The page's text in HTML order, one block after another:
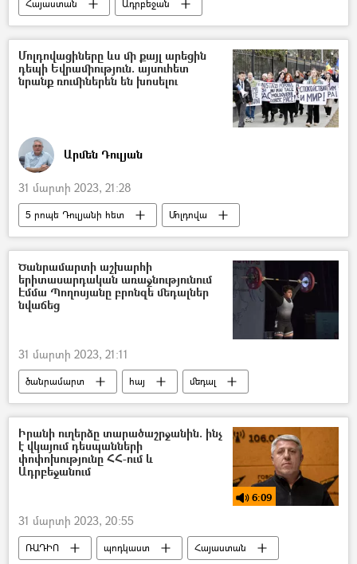
Հայաստան
Ադրբեջան
հայ-ադրբեջանական
Սահման
օկուպացիա
Սյունիք
Գեղարքունիքի մարզ
Սահմանային խախտումներ. իրադրությունը Սյունիքում և Գեղարքունիքում
Մոլդովացիները ևս մի քայլ արեցին
դեպի Եվրամիություն. այսուհետ
նրանք ռումիներեն են խոսելու
Արմեն Դուլյան
31 մարտի 2023, 21:28
5 րոպե Դուլյանի հետ
Մոլդովա
Ռումինիա
Եվրամիություն
Ծանրամարտի աշխարհի
երիտասարդական առաջնությունում
Էմմա Պողոսյանը բրոնզե մեդալներ
նվաճեց
31 մարտի 2023, 21:11
ծանրամարտ հայ
մեդալ
բրոնզ
Իրանի ուղերձը տարածաշրջանին. ինչ
է վկայում դեսպանների
փոփոխությունը ՀՀ-ում և
Ադրբեջանում
6:09
31 մարտի 2023, 20:55
ՌԱԴԻՈ պոդկաստ
Հայաստան